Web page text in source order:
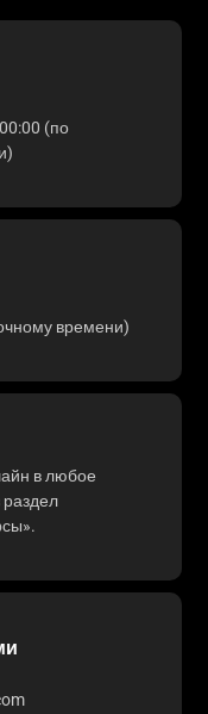
(по
времени)
в любое